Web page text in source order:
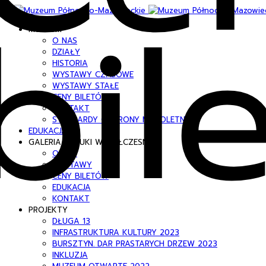
MUZEUM
O NAS
DZIAŁY
HISTORIA
WYSTAWY CZASOWE
WYSTAWY STAŁE
CENY BILETÓW
KONTAKT
STANDARDY OCHRONY MAŁOLETNICH
EDUKACJA
GALERIA SZTUKI WSPÓŁCZESNEJ
O NAS
WYSTAWY
CENY BILETÓW
EDUKACJA
KONTAKT
PROJEKTY
DŁUGA 13
INFRASTRUKTURA KULTURY 2023
BURSZTYN. DAR PRASTARYCH DRZEW 2023
INKLUZJA